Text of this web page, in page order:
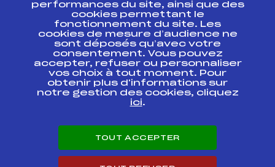
Pass’Neige
Projet sportif fédéral
Projet de performance fédéral
Antidopage
Pôle Développement, Formation, Suivi
Scientifique
Listes ministérielles
Pôle vie de l’athlète
Enseignement professionnel
Carrières
performances du site, ainsi que des
cookies permettant le
fonctionnement du site. Les
cookies de mesure d’audience ne
sont déposés qu’avec votre
consentement. Vous pouvez
accepter, refuser ou personnaliser
vos choix à tout moment. Pour
obtenir plus d'informations sur
notre gestion des cookies, cliquez
ici.
TOUT ACCEPTER